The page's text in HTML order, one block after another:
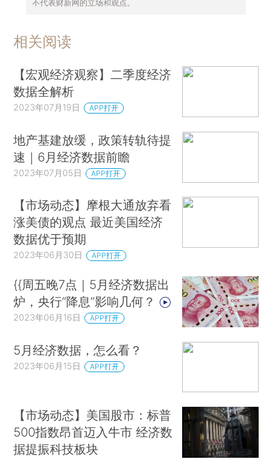
不代表财新网的立场和观点。
相关阅读
【宏观经济观察】二季度经济
数据全解析
2023年07月19日 APP打开
地产基建放缓，政策转轨待提
速｜6月经济数据前瞻
2023年07月05日 APP打开
【市场动态】摩根大通放弃看
涨美债的观点 最近美国经济
数据优于预期
2023年06月30日 APP打开
{{周五晚7点｜5月经济数据出
炉，央行“降息”影响几何？
2023年06月16日 APP打开
5月经济数据，怎么看？
2023年06月15日 APP打开
【市场动态】美国股市：标普
500指数昂首迈入牛市 经济数
据提振科技板块